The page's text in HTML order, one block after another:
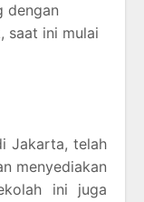
dengan
saat ini mulai
Jakarta, telah
menyediakan
ini juga